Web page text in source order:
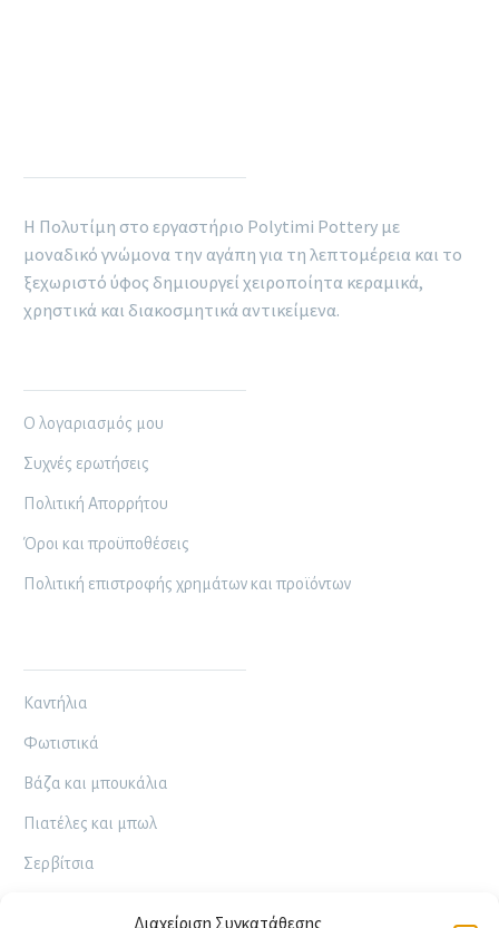
Διαχείριση Συγκατάθεσης
Η Πολυτίμη στο εργαστήριο Polytimi Pottery με
μοναδικό γνώμονα την αγάπη για τη λεπτομέρεια και το
ξεχωριστό ύφος δημιουργεί χειροποίητα κεραμικά,
χρηστικά και διακοσμητικά αντικείμενα.
Ο λογαριασμός μου
Συχνές ερωτήσεις
Πολιτική Απορρήτου
Όροι και προϋποθέσεις
Πολιτική επιστροφής χρημάτων και προϊόντων
Καντήλια
Φωτιστικά
Βάζα και μπουκάλια
Πιατέλες και μπωλ
Σερβίτσια